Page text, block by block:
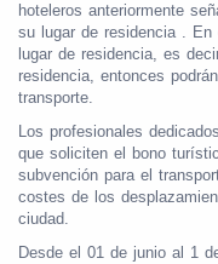
hoteleros anteriormente
su lugar de residencia .
lugar de residencia, es
residencia, entonces
transporte.
Los profesionales
que soliciten el bono
subvención para el
costes de los
ciudad.
Desde el 01 de junio al 1